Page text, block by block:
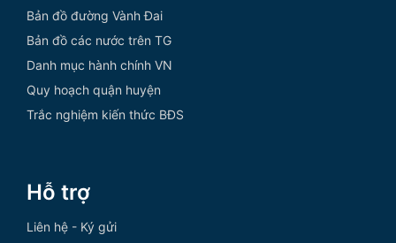
Bản đồ đường Vành Đai
Bản đồ các nước trên TG
Danh mục hành chính VN
Quy hoạch quận huyện
Trắc nghiệm kiến thức BĐS
Hỗ trợ
Liên hệ - Ký gửi